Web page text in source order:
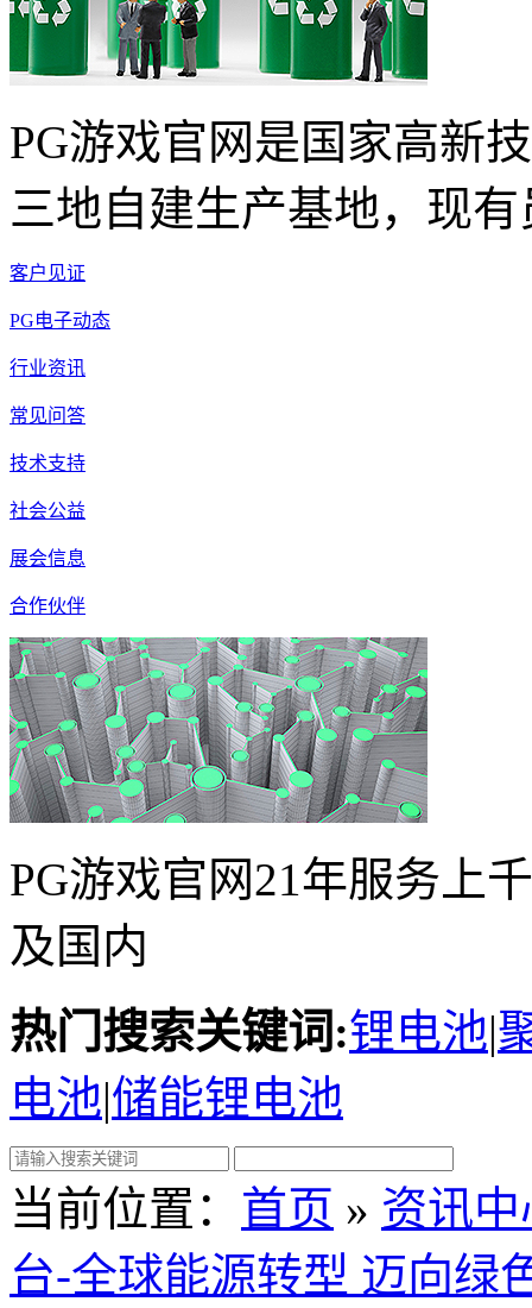
PG游戏官网是国家高新
三地自建生产基地，现有
客户见证
PG电子动态
行业资讯
常见问答
技术支持
社会公益
展会信息
合作伙伴
PG游戏官网21年服务上
及国内
热门搜索关键词:锂电池|
电池|储能锂电池
当前位置 ： 首页 » 资讯中
台-全球能源转型 迈向绿